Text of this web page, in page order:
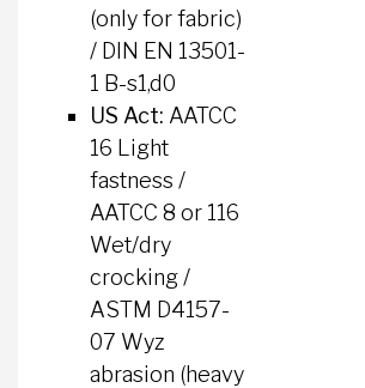
(only for fabric)
/ DIN EN 13501-
1 B-s1,d0
US Act: AATCC
16 Light
fastness /
AATCC 8 or 116
Wet/dry
crocking /
ASTM D4157-
07 Wyz
abrasion (heavy